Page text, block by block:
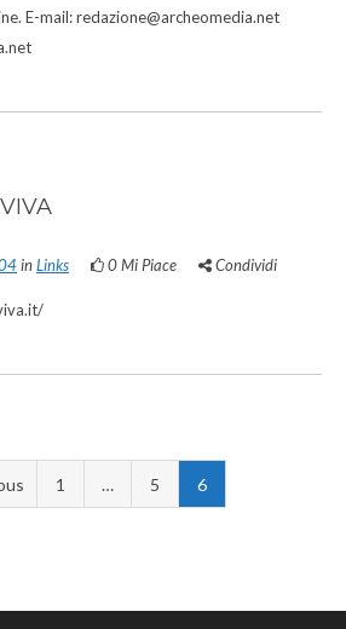
E-mail: redazione@archeomedia.net
inLinks 0Mi Piace Condividi
1 … 5 6